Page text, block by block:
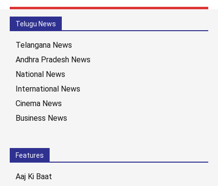
Telugu News
Telangana News
Andhra Pradesh News
National News
International News
Cinema News
Business News
Features
Aaj Ki Baat